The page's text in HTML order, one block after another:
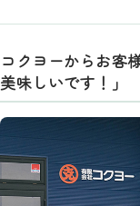
コクヨーからお客
美味しいです！」